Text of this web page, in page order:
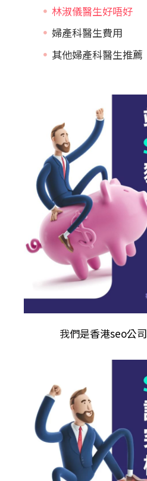
林淑儀醫生好唔好
婦產科醫生費用
其他婦產科醫生推薦
我們是香港seo公司